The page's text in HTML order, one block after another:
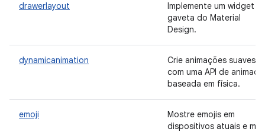
drawerlayout
Implemente um widget
gaveta do Material
Design.
dynamicanimation
Crie animações suaves
com uma API de
baseada em física.
emoji
Mostre emojis em
dispositivos atuais e